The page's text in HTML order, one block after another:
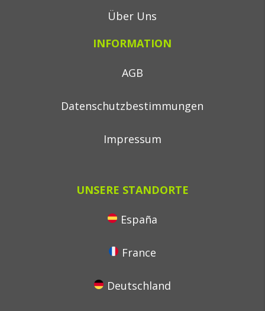
Über Uns
INFORMATION
AGB
Datenschutzbestimmungen
Impressum
UNSERE STANDORTE
España
France
Deutschland